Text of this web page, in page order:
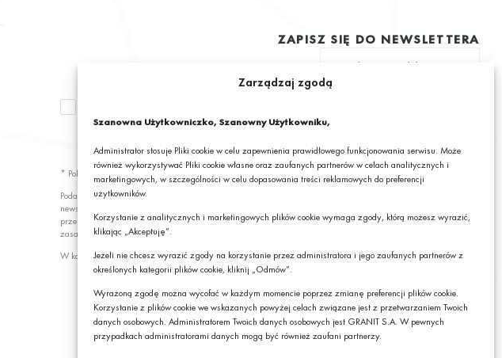
Zarządzaj zgodą
Szanowna Użytkowniczko, Szanowny Użytkowniku,
Administrator stosuje Pliki cookie w celu zapewnienia prawidłowego funkcjonowania serwisu. Może
również wykorzystywać Pliki cookie własne oraz zaufanych partnerów w celach analitycznych i
marketingowych, w szczególności w celu dopasowania treści reklamowych do preferencji
użytkowników.
Korzystanie z analitycznych i marketingowych plików cookie wymaga zgody, którą możesz wyrazić,
klikając „Akceptuję”.
Jeżeli nie chcesz wyrazić zgody na korzystanie przez administratora i jego zaufanych partnerów z
określonych kategorii plików cookie, kliknij „Odmów”.
Wyrażoną zgodę można wycofać w każdym momencie poprzez zmianę preferencji plików cookie.
Korzystanie z plików cookie we wskazanych powyżej celach związane jest z przetwarzaniem Twoich
danych osobowych. Administratorem Twoich danych osobowych jest GRANIT S.A. W pewnych
przypadkach administratorami danych mogą być również zaufani partnerzy.
ZAPISZ SIĘ DO NEWSLETTERA
newslettera z informacjami o ciekawych promocjach, produktach lub usługach GRANIT
* Pola obowiązkowe
Podając swój adres e-mail wyrażasz zgodę na otrzymywanie drogą elektroniczną, na podany adres e-mail,
newslettera z informacjami o ciekawych promocjach, produktach lub usługach GRANIT S.A. oraz zgodę na
przetwarzanie przez GRANIT S.A. Twoich danych osobowych w postaci tego adresu e-mail. Szczegółowe
zasady przetwarzania danych sprawdzisz w naszej „
W każdej chwili możesz zrezygnować z subskrybcji.
Zapisz
żebyśmy do Ciebie
TAK